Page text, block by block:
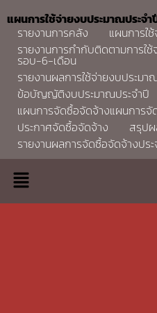
แผนการใช้จ่ายงบประมาณประจำ
รายงานการคลัง
แผนการใ
รายงานการกำกับติดตามการใ
รอบ-6-เดือน
รายงานผลการใช้จ่ายงบประมา
ข้อบัญญัติงบประมาณประจำปี
แผนการจัดซื้อจัดจ้างแผนการ
ประกาศจัดซื้อจัดจ้าง
สรุป
รายงานผลการจัดซื้อจัดจ้างประ